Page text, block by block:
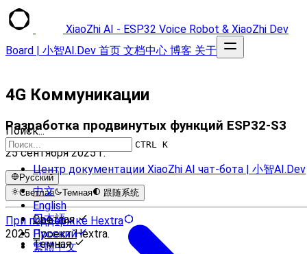
XiaoZhi AI - ESP32 Voice Robot & XiaoZhi Dev
Board | 小智AI.Dev 首页 文档中心 博客 关于
Поиск...
CTRL K
Центр документации XiaoZhi AI чат-бота | 小智AI.Dev
4G Коммуникации
Разработка продвинутых функций ESP32-S3
25 сентября 2025 г.
Русский
中文
English
日本語
Русский
繁體中文
Светлая Темная 跟随系统
Светлая
Темная
При поддержке Hextra
2025 Проект Hextra.